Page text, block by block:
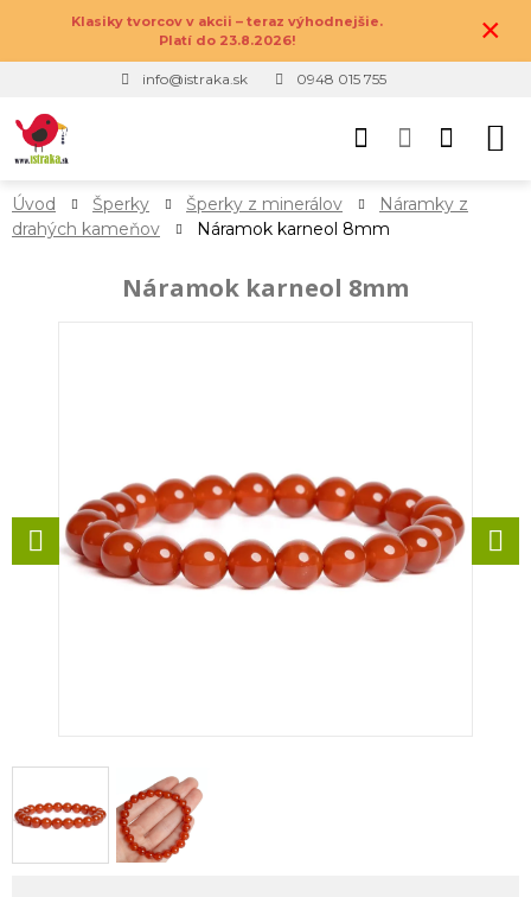
Klasiky tvorcov v akcii – teraz výhodnejšie.
Platí do 23.8.2026!
×
info@istraka.sk 0948 015 755
Úvod Šperky Šperky z minerálov
Náramky z
drahých kameňov
Náramok karneol 8mm
Náramok karneol 8mm